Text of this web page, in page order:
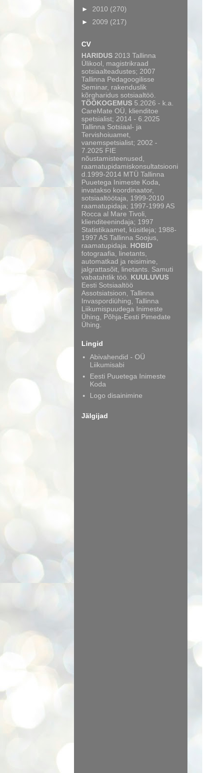
► 2010 (270)
► 2009 (217)
CV
HARIDUS 2013 Tallinna
Ülikool, magistrikraad
sotsiaalteadustes; 2007
Tallinna Pedagoogilisse
Seminar, rakenduslik
kõrgharidus sotsiaaltöö.
TÖÖKOGEMUS 5.2026 - k.a.
CareMate OÜ, klienditoe
spetsialist; 2014 - 6.2025
Tallinna Sotsiaal- ja
Tervishoiuamet,
vanemspetsialist; 2002 -
7.2025 FIE
nõustamisteenused,
raamatupidamiskonsultatsiooni
d.1999-2014 MTÜ Tallinna
Puuetega Inimeste Koda,
invatakso koordinaator,
sotsiaaltöötaja, 1999-2010
raamatupidaja; 1997-1999 AS
Rocca al Mare Tivoli,
klienditeenindaja; 1997
Statistikaamet, küsitleja; 1988-
1997 AS Tallinna Soojus,
raamatupidaja. HOBID
fotograafia, linetants,
automatkad ja reisimine,
jalgrattasõit, linetants. Samuti
vabatahtlik töö. KUULUVUS
Eesti Sotsiaaltöö
Assotsiatsioon, Tallinna
Invaspordiühing, Tallinna
Liikumispuudega Inimeste
Ühing, Põhja-Eesti Pimedate
Ühing.
Lingid
Abivahendid - OÜ
Liikumisabi
Eesti Puuetega Inimeste
Koda
Logo disainimine
Jälgijad